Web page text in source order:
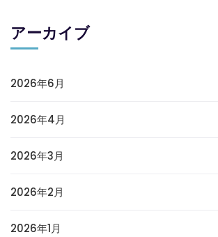
アーカイブ
2026年6月
2026年4月
2026年3月
2026年2月
2026年1月